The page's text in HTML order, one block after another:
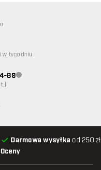
Darmowa wysyłka od 250
niedostępna
w tygodniu
89Obsługa klienta niedostępna